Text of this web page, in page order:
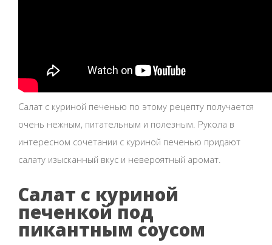
Салат с куриной печенью по этому рецепту получается
очень нежным, питательным и полезным. Рукола в
интересном сочетании с куриной печенью придают
салату изысканный вкус и невероятный аромат.
Салат с куриной
печенкой под
пикантным соусом